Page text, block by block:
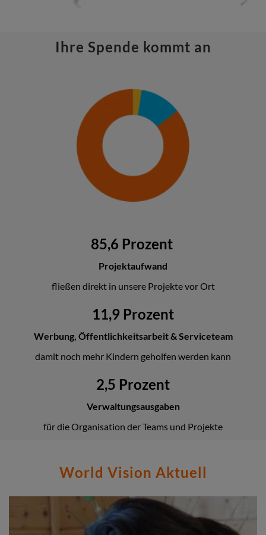
Ihre Spende kommt an
85,6 Prozent
Projektaufwand
fließen direkt in unsere Projekte vor Ort
11,9 Prozent
Werbung, Öffentlichkeitsarbeit & Serviceteam
damit noch mehr Kindern geholfen werden kann
2,5 Prozent
Verwaltungsausgaben
für die Organisation der Teams und Projekte
World Vision Aktuell